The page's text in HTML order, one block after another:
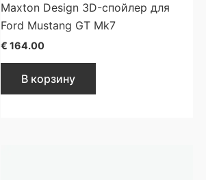
Maxton Design 3D-спойлер для
Ford Mustang GT Mk7
€ 164.00
В корзину